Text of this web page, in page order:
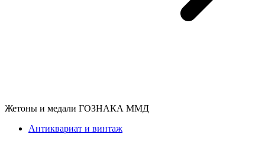
Жетоны и медали ГОЗНАКА ММД
Антиквариат и винтаж